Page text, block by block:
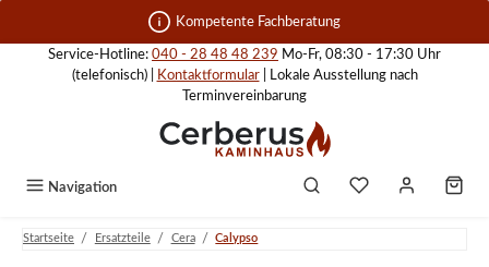
Zum Hauptinhalt springen Kompetente Fachberatung
Service-Hotline: 040 - 28 48 48 239 Mo-Fr, 08:30 - 17:30 Uhr
(telefonisch) |
Kontaktformular| Lokale Ausstellung nach
Terminvereinbarung
Navigation
Startseite / Ersatzteile / Cera / Calypso